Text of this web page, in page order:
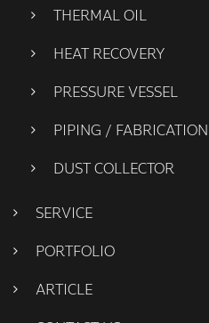
THERMAL OIL
HEAT RECOVERY
PRESSURE VESSEL
PIPING / FABRICATION
DUST COLLECTOR
SERVICE
PORTFOLIO
ARTICLE